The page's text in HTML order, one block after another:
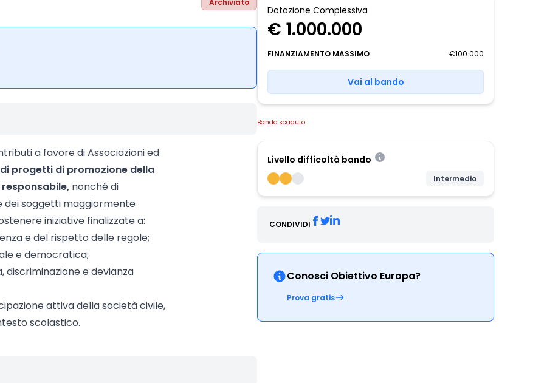
Archiviato
a favore di Associazioni ed
progetti di promozione della
nonché di
dei soggetti maggiormente
iniziative finalizzate a:
e del rispetto delle regole;
e democratica;
e devianza
attiva della società civile,
scolastico.
Dotazione Complessiva
€ 1.000.000
FINANZIAMENTO MASSIMO €100.000
Vai al bando
Bando scaduto
Livello difficoltà bando
Intermedio
CONDIVIDI
Conosci Obiettivo Europa?
Prova gratis